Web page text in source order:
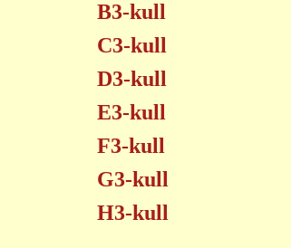
B3-kull
C3-kull
D3-kull
E3-kull
F3-kull
G3-kull
H3-kull